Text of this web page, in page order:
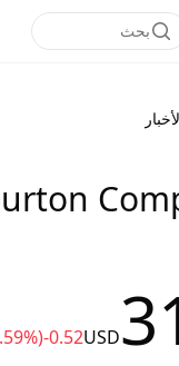
بحث
USD
-0.52